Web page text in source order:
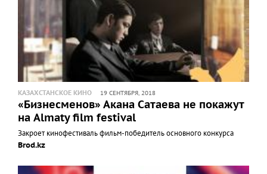
КАЗАХСТАНСКОЕ КИНО 19 СЕНТЯБРЯ, 2018
«Бизнесменов» Акана Сатаева не покажут
на Almaty film festival
Закроет кинофестиваль фильм-победитель основного конкурса
Brod.kz